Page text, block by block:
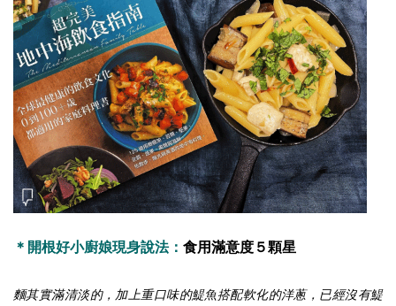
＊開根好小廚娘現身說法： 食用滿意度５顆星
麵其實滿清淡的，加上重口味的鯷魚搭配軟化的洋蔥，已經沒有鯷